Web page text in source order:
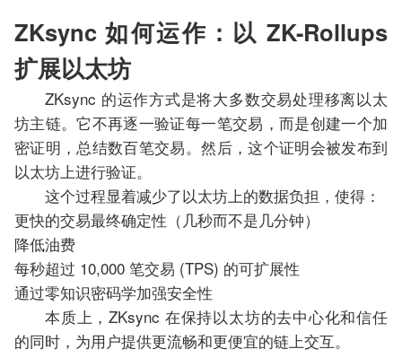
ZKsync 如何运作：以 ZK-Rollups
扩展以太坊
ZKsync 的运作方式是将大多数交易处理移离以太
坊主链。它不再逐一验证每一笔交易，而是创建一个加
密证明，总结数百笔交易。然后，这个证明会被发布到
以太坊上进行验证。
这个过程显着减少了以太坊上的数据负担，使得：
更快的交易最终确定性（几秒而不是几分钟）
降低油费
每秒超过 10,000 笔交易 (TPS) 的可扩展性
通过零知识密码学加强安全性
本质上，ZKsync 在保持以太坊的去中心化和信任
的同时，为用户提供更流畅和更便宜的链上交互。